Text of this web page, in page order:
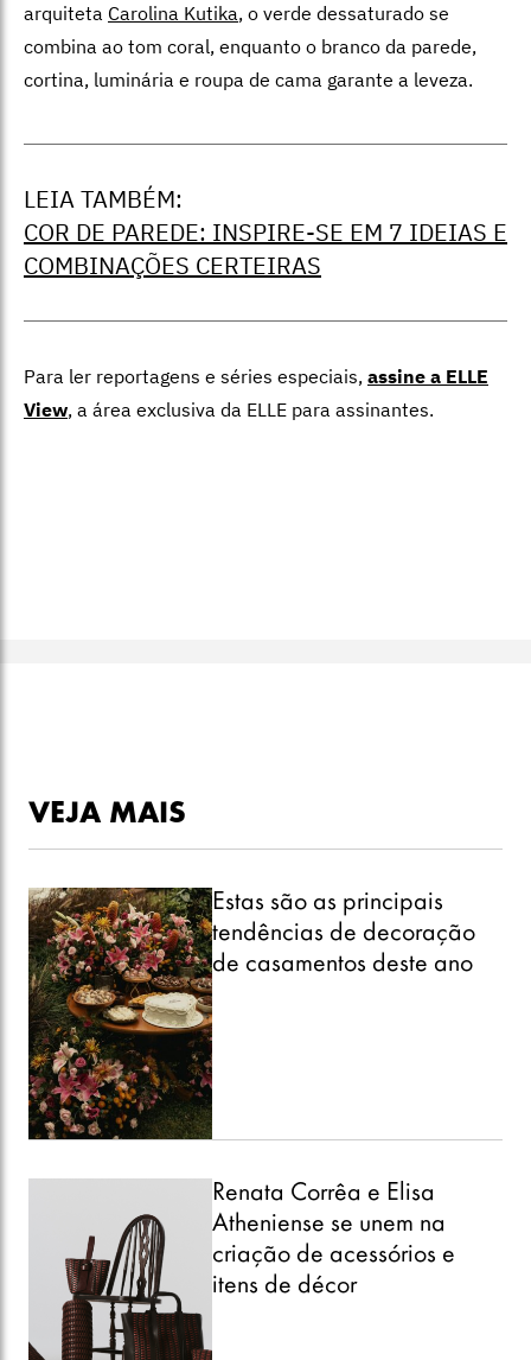
arquiteta Carolina Kutika, o verde dessaturado se
combina ao tom coral, enquanto o branco da parede,
cortina, luminária e roupa de cama garante a leveza.
LEIA TAMBÉM:
COR DE PAREDE: INSPIRE-SE EM 7 IDEIAS E
COMBINAÇÕES CERTEIRAS
Para ler reportagens e séries especiais, assine a ELLE
View, a área exclusiva da ELLE para assinantes.
VEJA MAIS
Estas são as principais
tendências de decoração
de casamentos deste ano
Renata Corrêa e Elisa
Atheniense se unem na
criação de acessórios e
itens de décor